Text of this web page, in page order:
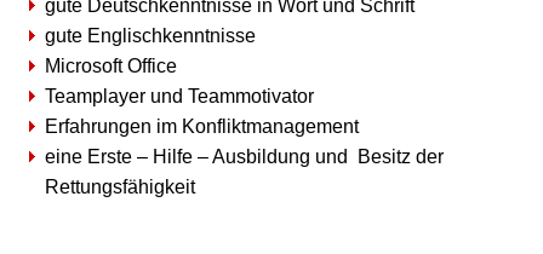
gute Deutschkenntnisse in Wort und Schrift
gute Englischkenntnisse
Microsoft Office
Teamplayer und Teammotivator
Erfahrungen im Konfliktmanagement
eine Erste – Hilfe – Ausbildung und Besitz der
Rettungsfähigkeit